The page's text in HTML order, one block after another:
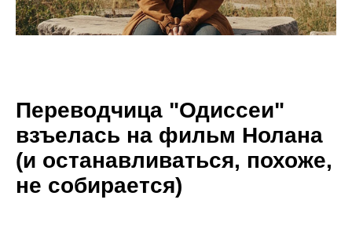
Переводчица "Одиссеи"
взъелась на фильм Нолана
(и останавливаться, похоже,
не собирается)